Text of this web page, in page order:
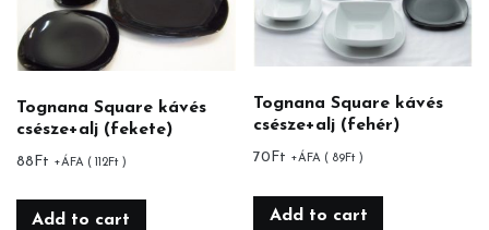
Tognana Square kávés
csésze+alj (fekete)
88 Ft +ÁFA ( 112Ft )
Add to cart
Tognana Square kávés
csésze+alj (fehér)
70 Ft +ÁFA ( 89Ft )
Add to cart